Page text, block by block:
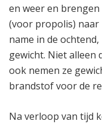
en weer en
(voor propolis) naar
name in de
gewicht. Niet alleen
ook nemen ze
brandstof voor de
Na verloop van tijd